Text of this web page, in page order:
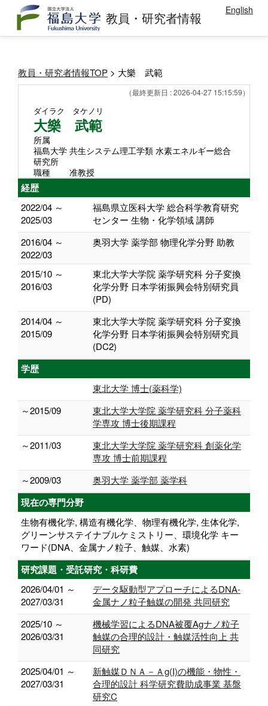
教員・研究者情報 English
教員・研究者情報TOP > 大樂 武範
（最終更新日 : 2026-04-27 15:15:59）
ダイラク タケノリ
大樂 武範
所属
福島大学 共生システム理工学類 ⽔素エネルギー総合
研究所
職種
准教授
経歴
2022/04 ～
2025/03
福島県立医科大学 総合科学教育研究
センター 生物・化学領域 講師
2016/04 ～
2022/03
奥羽大学 薬学部 物理化学分野 助教
2015/10 ～
2016/03
東北大学大学院 薬学研究科 分子変換
化学分野 日本学術振興会特別研究員
(PD)
2014/04 ～
2015/09
東北大学大学院 薬学研究科 分子変換
化学分野 日本学術振興会特別研究員
(DC2)
学歴
東北大学 博士(薬科学)
～2015/09
東北大学大学院 薬学研究科 分子薬科
学専攻 博士後期課程
～2011/03
東北大学大学院 薬学研究科 創薬化学
専攻 博士前期課程
～2009/03
奥羽大学 薬学部 薬学科
現在の専門分野
生物有機化学, 構造有機化学、物理有機化学, 生体化学,
グリーンサステイナブルケミストリー、環境化学 キー
ワード(DNA、金属ナノ粒子、触媒、水素)
研究課題・受託研究・科研費
2026/04/01 ～
2027/03/31
データ駆動型アプローチによるDNA-
金属ナノ粒子触媒の開発 共同研究
2025/10 ～
2026/03/31
機械学習によるDNA被覆Agナノ粒子
触媒の合理的設計・触媒活性向上 共
同研究
2025/04/01 ～
2027/03/31
新触媒ＤＮＡ－Ａg(I)の機能・物性・
合理的設計 科学研究費助成事業 基盤
研究C